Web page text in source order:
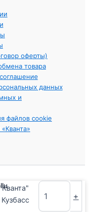
оферты)
товара
данных
и
файлов cookie
+